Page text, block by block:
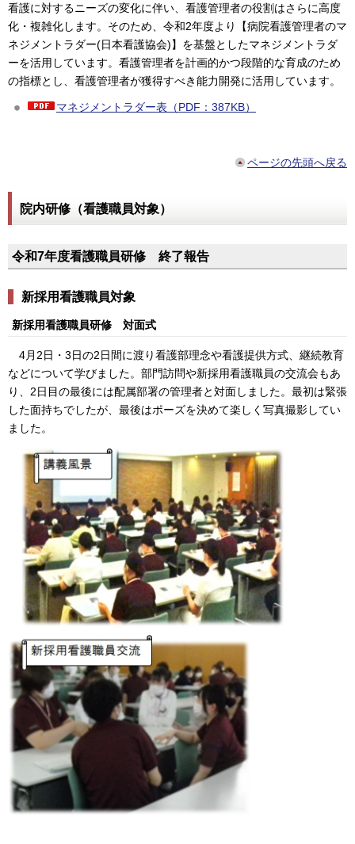
看護に対するニーズの変化に伴い、看護管理者の役割はさらに高度
化・複雑化します。そのため、令和2年度より【病院看護管理者のマ
ネジメントラダー(日本看護協会)】を基盤としたマネジメントラダ
ーを活用しています。看護管理者を計画的かつ段階的な育成のため
の指標とし、看護管理者が獲得すべき能力開発に活用しています。
マネジメントラダー表（PDF：387KB）
ページの先頭へ戻る
院内研修（看護職員対象）
令和7年度看護職員研修 終了報告
新採用看護職員対象
新採用看護職員研修 対面式
4月2日・3日の2日間に渡り看護部理念や看護提供方式、継続教育
などについて学びました。部門訪問や新採用看護職員の交流会もあ
り、2日目の最後には配属部署の管理者と対面しました。最初は緊張
した面持ちでしたが、最後はポーズを決めて楽しく写真撮影してい
ました。